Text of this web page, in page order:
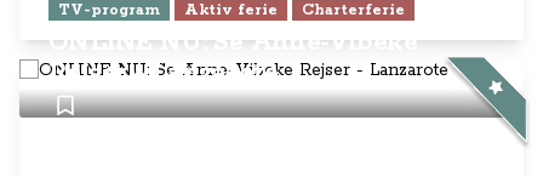
TV-program Aktiv ferie Charterferie
ONLINE NU: Se Anne-Vibeke
Rejser - Lanzarote